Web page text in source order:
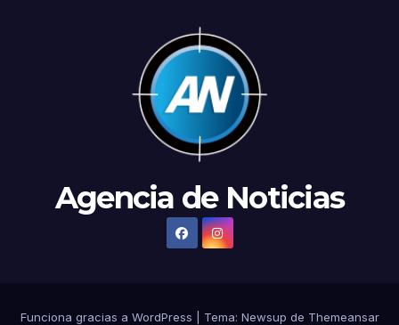
Agencia de Noticias
Funciona gracias a WordPress Tema: Newsup de Themeansar